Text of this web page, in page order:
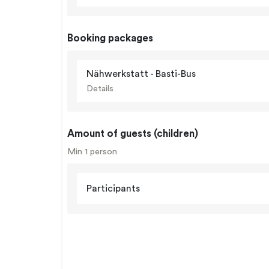
Booking packages
Nähwerkstatt - Basti-Bus
Details
Amount of guests (children)
Min 1 person
Participants